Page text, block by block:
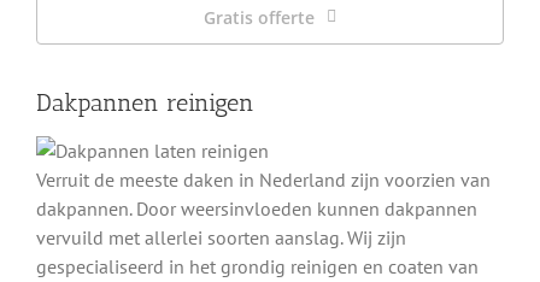
Gratis offerte
Dakpannen reinigen
Verruit de meeste daken in Nederland zijn voorzien van
dakpannen. Door weersinvloeden kunnen dakpannen
vervuild met allerlei soorten aanslag. Wij zijn
gespecialiseerd in het grondig reinigen en coaten van